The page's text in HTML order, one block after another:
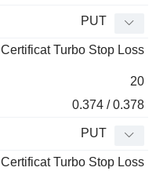
PUT
Certificat Turbo Stop Loss
20
0.374 / 0.378
PUT
Certificat Turbo Stop Loss